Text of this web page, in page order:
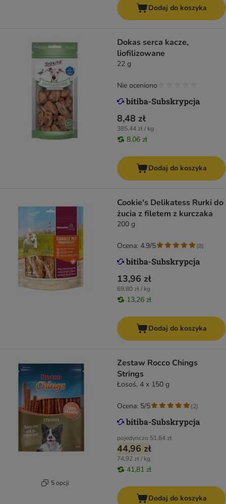
Dodaj do koszyka
Dokas serca kacze,
liofilizowane
22 g
8,48 zł
385,44 zł / kg
8,06 zł
Nie oceniono
Dodaj do koszyka
Cookie's Delikatess Rurki do
żucia z filetem z kurczaka
200 g
13,96 zł
69,80 zł / kg
13,26 zł
Ocena: 4.9/5 (8)
Dodaj do koszyka
5 opcji
Zestaw Rocco Chings
Strings
Łosoś, 4 x 150 g
pojedynczo 51,84 zł
44,96 zł
74,92 zł / kg
41,81 zł
Ocena: 5/5 (2)
Dodaj do koszyka